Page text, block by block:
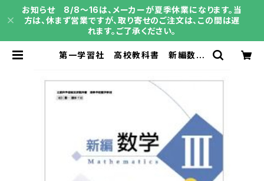
お知らせ 8/8～16は、メーカーが夏季休業になります。当
方は、休まず営業ですが、取り寄せのご注文は、この間は遅
れます。ご了承ください。
第一学習社 高校教科書 新編数学
9BYBVNH SKU：004001845 |
育之書店（いくのしょてん）